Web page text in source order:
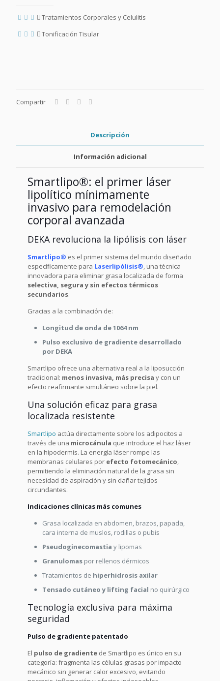
Tratamientos Corporales y Celulitis
Tonificación Tisular
Compartir
Descripción
Información adicional
Smartlipo®: el primer láser
lipolítico mínimamente
invasivo para remodelación
corporal avanzada
DEKA revoluciona la lipólisis con láser
Smartlipo® es el primer sistema del mundo diseñado
específicamente para Laserlipólisis®, una técnica
innovadora para eliminar grasa localizada de forma
selectiva, segura y sin efectos térmicos
secundarios.
Gracias a la combinación de:
Longitud de onda de 1064 nm
Pulso exclusivo de gradiente desarrollado
por DEKA
Smartlipo ofrece una alternativa real a la liposucción
tradicional: menos invasiva, más precisa y con un
efecto reafirmante simultáneo sobre la piel.
Una solución eficaz para grasa
localizada resistente
Smartlipo actúa directamente sobre los adipocitos a
través de una microcánula que introduce el haz láser
en la hipodermis. La energía láser rompe las
membranas celulares por efecto fotomecánico,
permitiendo la eliminación natural de la grasa sin
necesidad de aspiración y sin dañar tejidos
circundantes.
Indicaciones clínicas más comunes
Grasa localizada en abdomen, brazos, papada,
cara interna de muslos, rodillas o pubis
Pseudoginecomastia y lipomas
Granulomas por rellenos dérmicos
Tratamientos de hiperhidrosis axilar
Tensado cutáneo y lifting facial no quirúrgico
Tecnología exclusiva para máxima
seguridad
Pulso de gradiente patentado
El pulso de gradiente de Smartlipo es único en su
categoría: fragmenta las células grasas por impacto
mecánico sin generar calor excesivo, evitando